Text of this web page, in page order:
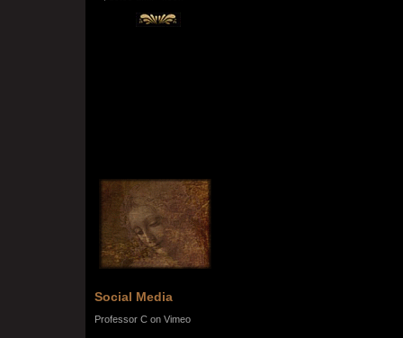
Social Media
Professor C on Vimeo